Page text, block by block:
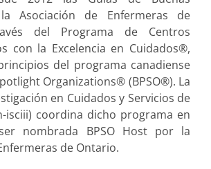
Asociación de Enfermeras de
del Programa de Centros
con la Excelencia en Cuidados®,
del programa canadiense
Organizations® (BPSO®). La
en Cuidados y Servicios de
isciii) coordina dicho programa en
nombrada BPSO Host por la
de Ontario.